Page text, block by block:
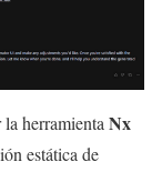
herramienta Nx
estática de